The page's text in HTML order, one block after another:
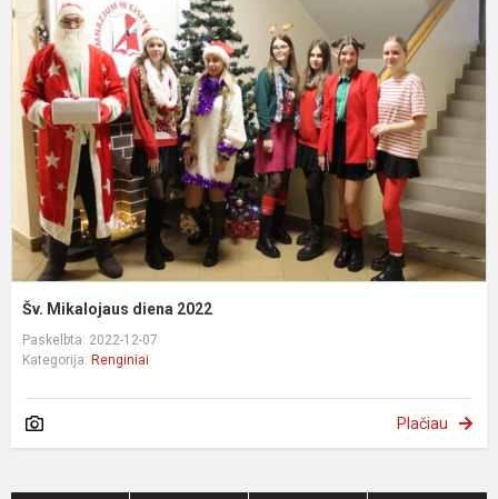
Šv. Mikalojaus diena 2022
Paskelbta: 2022-12-07
Kategorija: Renginiai
Plačiau